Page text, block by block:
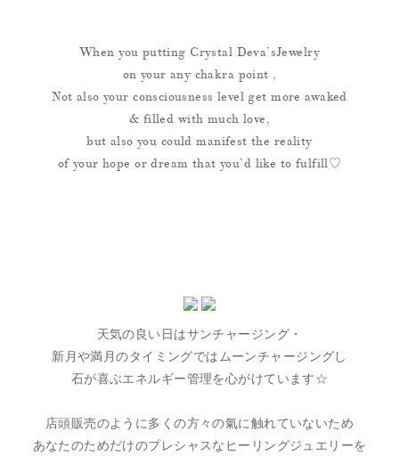
When you putting Crystal Deva’sJewelry
on your any chakra point ,
Not also your consciousness level get more awaked
& filled with much love,
but also you could manifest the reality
of your hope or dream that you’d like to fulfill♡
天気の良い日はサンチャージング・
新月や満月のタイミングではムーンチャージングし
石が喜ぶエネルギー管理を心がけています☆
店頭販売のように多くの方々の氣に触れていないため
あなたのためだけのプレシャスなヒーリングジュエリーを